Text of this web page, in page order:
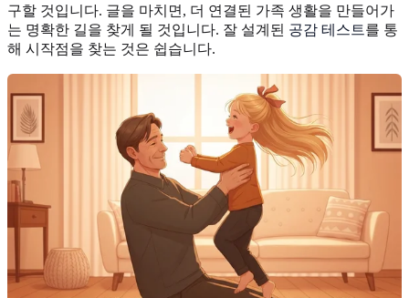
구할 것입니다. 글을 마치면, 더 연결된 가족 생활을 만들어가
는 명확한 길을 찾게 될 것입니다. 잘 설계된 공감 테스트를 통
해 시작점을 찾는 것은 쉽습니다.